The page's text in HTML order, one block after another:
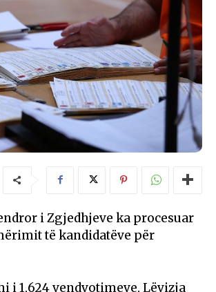
i Zgjedhjeve ka procesuar
të kandidatëve për
i 1,624 vendvotimeve, Lëvizja